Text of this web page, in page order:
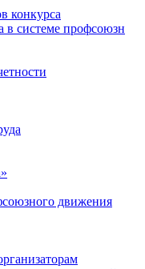
конкурса
в системе профсоюзн
движения